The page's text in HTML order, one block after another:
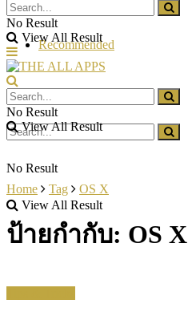
Freebies
Recommended
No Result
View All Result
No Result
View All Result
No Result
View All Result
Home Tag OS X
ป้ายกำกับ: OS X